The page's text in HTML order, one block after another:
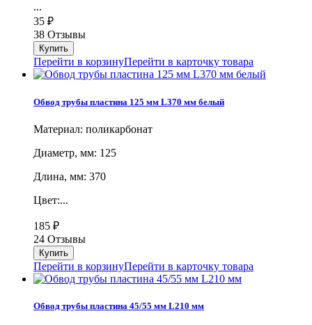
...
35 ₽
38 Отзывы
Перейти в корзинуПерейти в карточку товара
Обвод трубы пластина 125 мм L370 мм белый
Материал: поликарбонат
Диаметр, мм: 125
Длина, мм: 370
Цвет:...
185 ₽
24 Отзывы
Перейти в корзинуПерейти в карточку товара
Обвод трубы пластина 45/55 мм L210 мм